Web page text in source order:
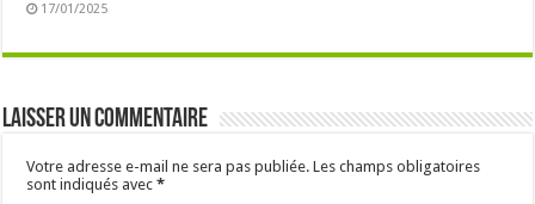
17/01/2025
Laisser un commentaire
Votre adresse e-mail ne sera pas publiée. Les champs obligatoires
sont indiqués avec*